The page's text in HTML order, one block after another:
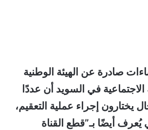
صادرة عن الهيئة الوطنية
في السويد أن عددًا
يختارون إجراء عملية التعقيم،
أيضًا بـ”قطع القناة